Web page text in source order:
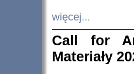
więcej...
Call for
Materiały